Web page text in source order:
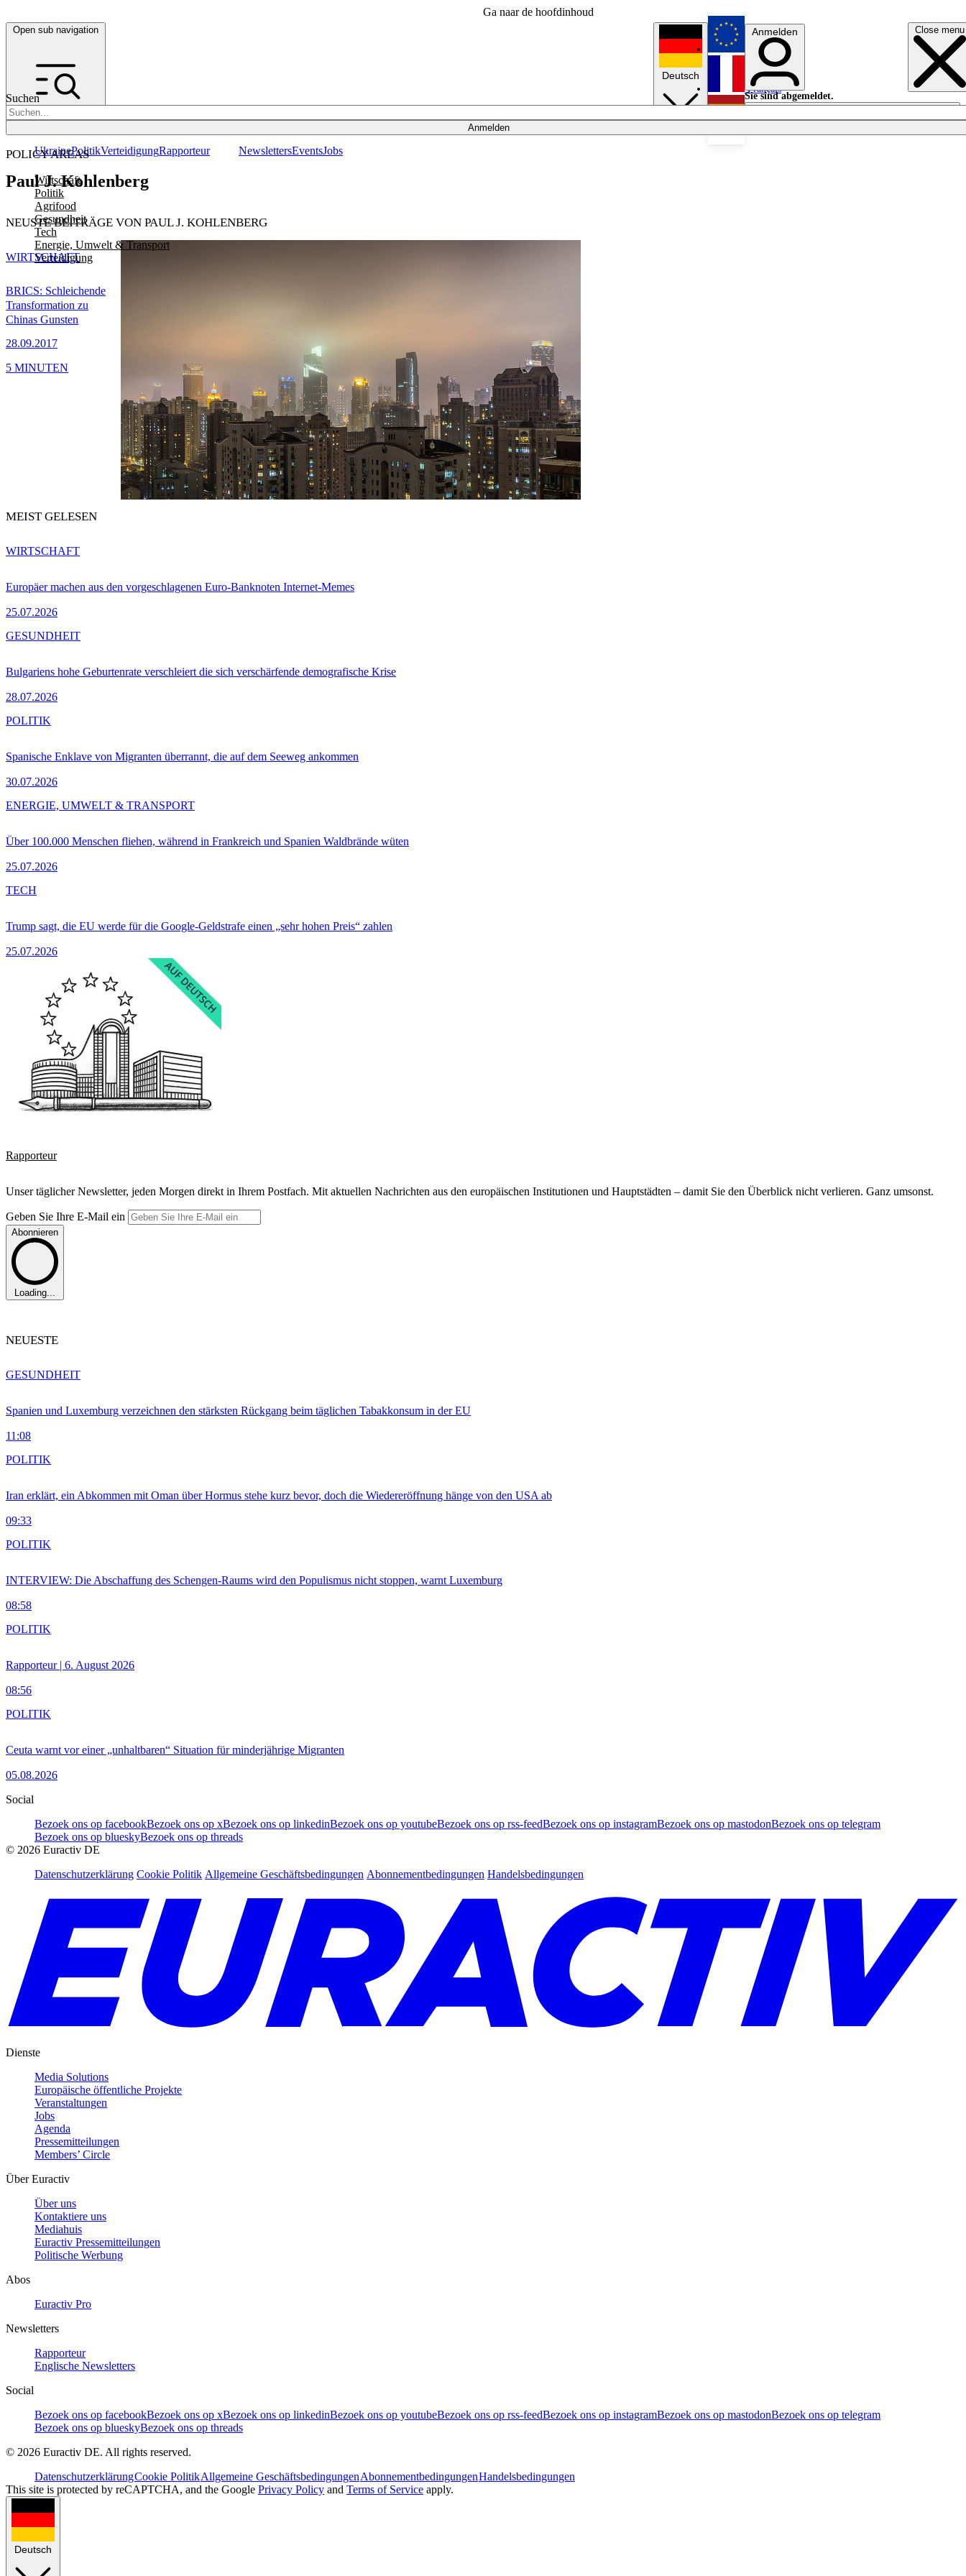
Ga naar de hoofdinhoud
Open sub navigation Close menu
Suchen
Anmelden
POLICY AREAS
Wirtschaft
Politik
Agrifood
Gesundheit
Tech
Energie, Umwelt & Transport
Verteidigung
UkrainePolitikVerteidigungRapporteur NewslettersEventsJobs
Deutsch
English
Français
Anmelden
Sie sind abgemeldet.
Anmelden
Licht aus
Paul J. Kohlenberg
NEUSTE BEITRÄGE VON PAUL J. KOHLENBERG
BRICS: Schleichende
Transformation zu
Chinas Gunsten
28.09.2017
WIRTSCHAFT
5 MINUTEN
MEIST GELESEN
Europäer machen aus den vorgeschlagenen Euro-Banknoten Internet-Memes
25.07.2026
WIRTSCHAFT
Bulgariens hohe Geburtenrate verschleiert die sich verschärfende demografische Krise
28.07.2026
GESUNDHEIT
Spanische Enklave von Migranten überrannt, die auf dem Seeweg ankommen
30.07.2026
POLITIK
Über 100.000 Menschen fliehen, während in Frankreich und Spanien Waldbrände wüten
25.07.2026
ENERGIE, UMWELT & TRANSPORT
Trump sagt, die EU werde für die Google-Geldstrafe einen „sehr hohen Preis“ zahlen
25.07.2026
TECH
Rapporteur
Unser täglicher Newsletter, jeden Morgen direkt in Ihrem Postfach. Mit aktuellen Nachrichten aus den europäischen Institutionen und Hauptstädten – damit Sie den Überblick nicht verlieren. Ganz umsonst.
Geben Sie Ihre E-Mail ein
Abonnieren
Loading...
NEUESTE
Spanien und Luxemburg verzeichnen den stärksten Rückgang beim täglichen Tabakkonsum in der EU
11:08
GESUNDHEIT
Iran erklärt, ein Abkommen mit Oman über Hormus stehe kurz bevor, doch die Wiedereröffnung hänge von den USA ab
09:33
POLITIK
INTERVIEW: Die Abschaffung des Schengen-Raums wird den Populismus nicht stoppen, warnt Luxemburg
08:58
POLITIK
Rapporteur | 6. August 2026
08:56
POLITIK
Ceuta warnt vor einer „unhaltbaren“ Situation für minderjährige Migranten
05.08.2026
POLITIK
Social
Bezoek ons op facebookBezoek ons op xBezoek ons op linkedinBezoek ons op youtubeBezoek ons op rss-feedBezoek ons op instagramBezoek ons op mastodonBezoek ons op telegram
Bezoek ons op blueskyBezoek ons op threads
© 2026 Euractiv DE
Datenschutzerklärung Cookie Politik Allgemeine Geschäftsbedingungen Abonnementbedingungen Handelsbedingungen
Dienste
Media Solutions
Europäische öffentliche Projekte
Veranstaltungen
Jobs
Agenda
Pressemitteilungen
Members’ Circle
Über Euractiv
Über uns
Kontaktiere uns
Mediahuis
Euractiv Pressemitteilungen
Politische Werbung
Abos
Euractiv Pro
Newsletters
Rapporteur
Englische Newsletters
Social
Bezoek ons op facebookBezoek ons op xBezoek ons op linkedinBezoek ons op youtubeBezoek ons op rss-feedBezoek ons op instagramBezoek ons op mastodonBezoek ons op telegram
Bezoek ons op blueskyBezoek ons op threads
© 2026 Euractiv DE. All rights reserved.
DatenschutzerklärungCookie PolitikAllgemeine GeschäftsbedingungenAbonnementbedingungenHandelsbedingungen
This site is protected by reCAPTCHA, and the Google Privacy Policy and Terms of Service apply.
Deutsch